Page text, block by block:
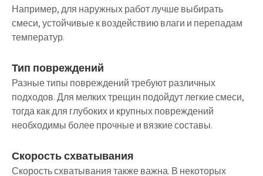
Например, для наружных работ лучше выбирать
смеси, устойчивые к воздействию влаги и перепадам
температур.
Тип повреждений
Разные типы повреждений требуют различных
подходов. Для мелких трещин подойдут легкие смеси,
тогда как для глубоких и крупных повреждений
необходимы более прочные и вязкие составы.
Скорость схватывания
Скорость схватывания также важна. В некоторых